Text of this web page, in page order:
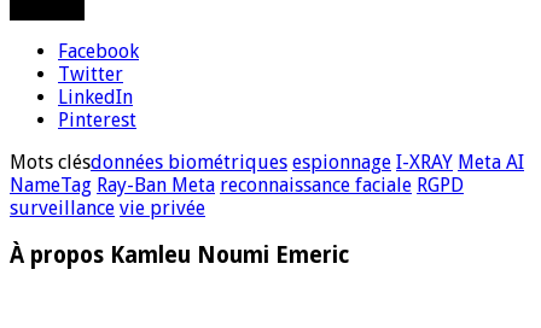
Facebook
Twitter
LinkedIn
Pinterest
Mots clésdonnées biométriques espionnage I-XRAY Meta AI
NameTag Ray-Ban Meta reconnaissance faciale RGPD
surveillance vie privée
À propos Kamleu Noumi Emeric